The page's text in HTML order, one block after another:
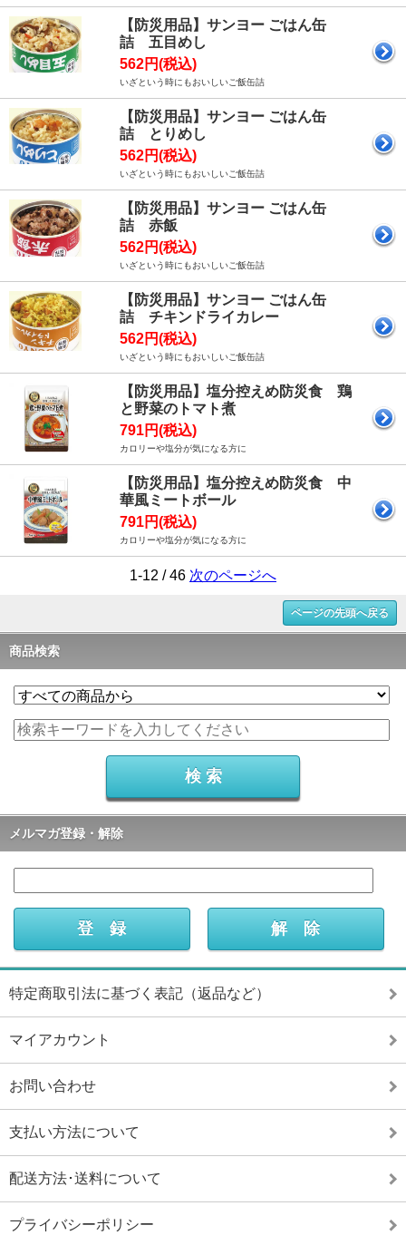
【防災用品】サンヨー ごはん缶
詰 五目めし
562円(税込)
いざという時にもおいしいご飯缶詰
【防災用品】サンヨー ごはん缶
詰 とりめし
562円(税込)
いざという時にもおいしいご飯缶詰
【防災用品】サンヨー ごはん缶
詰 赤飯
562円(税込)
いざという時にもおいしいご飯缶詰
【防災用品】サンヨー ごはん缶
詰 チキンドライカレー
562円(税込)
いざという時にもおいしいご飯缶詰
【防災用品】塩分控えめ防災食 鶏
と野菜のトマト煮
791円(税込)
カロリーや塩分が気になる方に
【防災用品】塩分控えめ防災食 中
華風ミートボール
791円(税込)
カロリーや塩分が気になる方に
1-12 / 46 次のページへ
ページの先頭へ戻る
商品検索
メルマガ登録・解除
特定商取引法に基づく表記（返品など）
マイアカウント
お問い合わせ
支払い方法について
配送方法･送料について
プライバシーポリシー